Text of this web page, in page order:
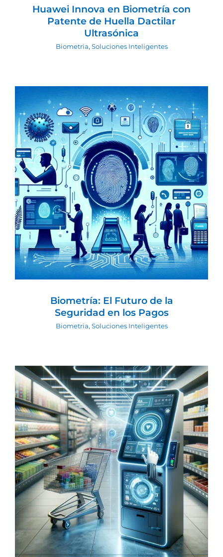
Huawei Innova en Biometría con
Patente de Huella Dactilar
Ultrasónica
Biometria, Soluciones Inteligentes
Biometría: El Futuro de la Seguridad
en los Pagos
Biometria Soluciones Inteligentes
Biometría: El Futuro de la
Seguridad en los Pagos
Biometria, Soluciones Inteligentes
Optimizando el Futuro del Comercio
Minorista: El Ecosistema de Hardware
y Software en las Cajas de Cobro
Automático
AT-CASH One